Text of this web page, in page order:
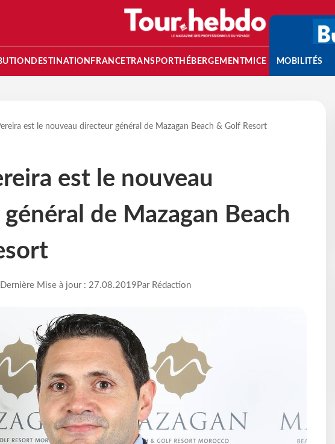
DESTINATION FRANCETRANSPORT HÉBERGEMENTMICE MOBILITÉS
est le nouveau directeur général de Mazagan Beach & Golf Resort
est le nouveau
de Mazagan Beach
Mise à jour : 27.08.2019Par Rédaction